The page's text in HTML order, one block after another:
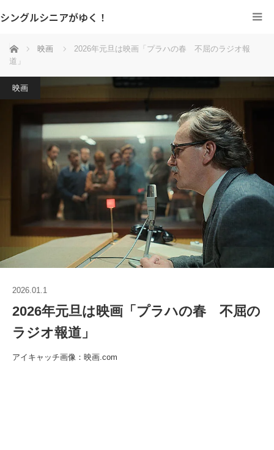
シングルシニアがゆく！
ホーム 映画
2026年元旦は映画「プラハの春 不屈のラジオ報
道」
映画
2026.01.1
2026年元旦は映画「プラハの春 不屈の
ラジオ報道」
アイキャッチ画像：映画.com